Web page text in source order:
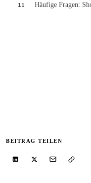
11 Häufige Fragen:
BEITRAG TEILEN